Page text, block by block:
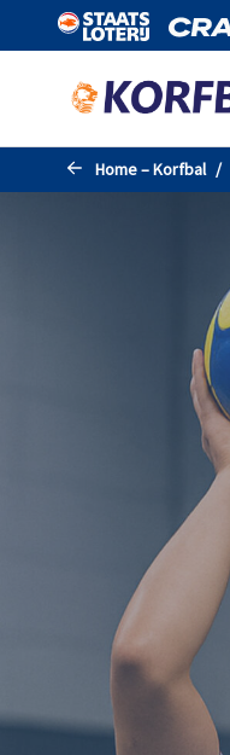
Naar de hoofdinhoud gaan
Home – Korfbal